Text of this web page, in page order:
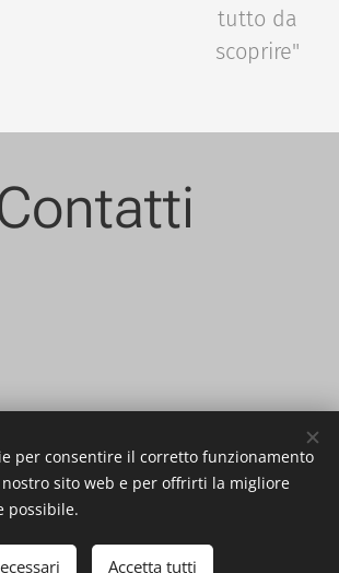
tutto da
scoprire"
per consentire il corretto funzionamento
sito web e per offrirti la migliore
possibile.
Accetta tutti